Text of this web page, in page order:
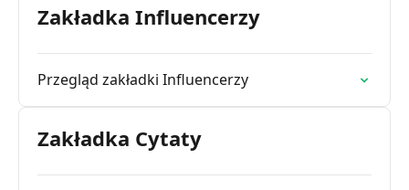
Zakładka Influencerzy
Przegląd zakładki Influencerzy
Zakładka Cytaty